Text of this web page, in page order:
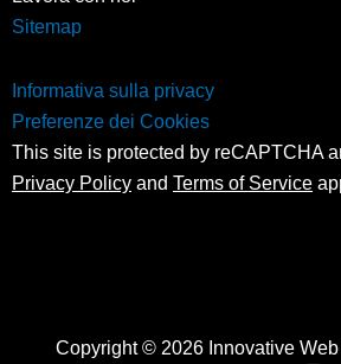
Sitemap
Informativa sulla privacy
Preferenze dei Cookies
This site is protected by reCAPTCHA
Privacy Policy and Terms of Service
Copyright © 2026 Innovative